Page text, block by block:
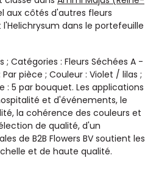
aux côtés d'autres fleurs
dans le portefeuille
Catégories : Fleurs Séchées A -
pièce ; Couleur : Violet / lilas ;
: 5 par bouquet. Les applications
et d'événements, le
la cohérence des couleurs et
de qualité, d'un
de B2B Flowers BV soutient les
et de haute qualité.